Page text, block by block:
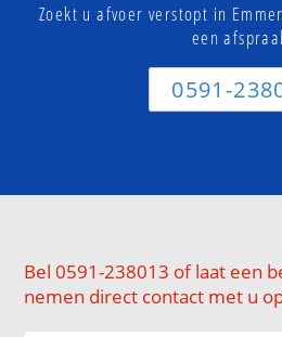
Zoekt u afvoer verstopt in
een
0591-
Bel 0591-238013 of laat een
nemen direct contact met u